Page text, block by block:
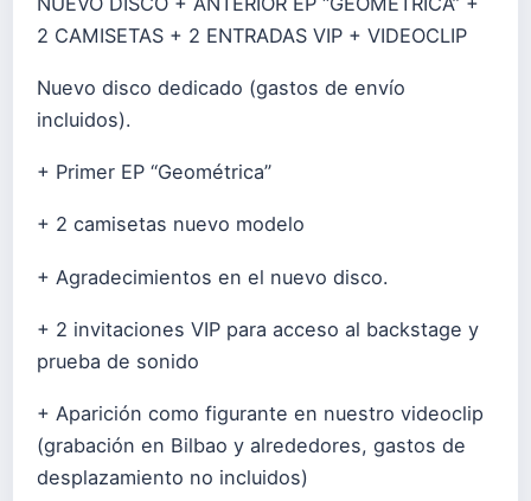
2 CAMISETAS + 2 ENTRADAS VIP + VIDEOCLIP
Nuevo disco dedicado (gastos de envío
incluidos).
+ Primer EP “Geométrica”
+ 2 camisetas nuevo modelo
+ Agradecimientos en el nuevo disco.
+ 2 invitaciones VIP para acceso al backstage y
prueba de sonido
+ Aparición como figurante en nuestro videoclip
(grabación en Bilbao y alrededores, gastos de
desplazamiento no incluidos)